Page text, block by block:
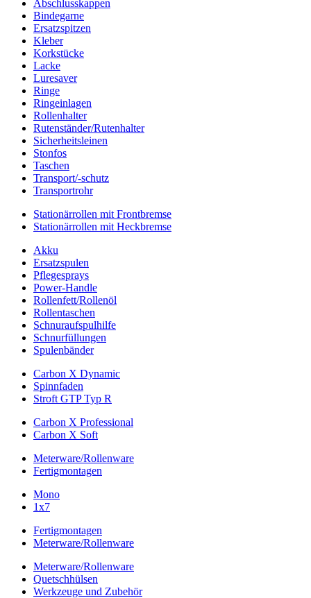
Abschlusskappen
Bindegarne
Ersatzspitzen
Kleber
Korkstücke
Lacke
Luresaver
Ringe
Ringeinlagen
Rollenhalter
Rutenständer/Rutenhalter
Sicherheitsleinen
Stonfos
Taschen
Transport/-schutz
Transportrohr
Stationärrollen mit Frontbremse
Stationärrollen mit Heckbremse
Akku
Ersatzspulen
Pflegesprays
Power-Handle
Rollenfett/Rollenöl
Rollentaschen
Schnuraufspulhilfe
Schnurfüllungen
Spulenbänder
Carbon X Dynamic
Spinnfaden
Stroft GTP Typ R
Carbon X Professional
Carbon X Soft
Meterware/Rollenware
Fertigmontagen
Mono
1x7
Fertigmontagen
Meterware/Rollenware
Meterware/Rollenware
Quetschhülsen
Werkzeuge und Zubehör